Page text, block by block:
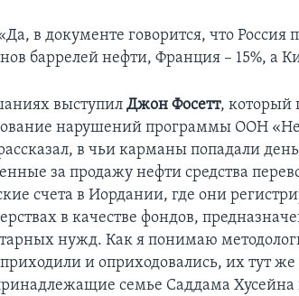
в документе говорится, что
баррелей нефти, Франция – 15%, а
выступилДжон Фосетт, который
нарушений программы ООН
в чьи карманы попадали
за продажу нефти средства
счета в Иордании, где они
в качестве фондов,
нужд. Как я понимаю
и оприходовались, их тут
семье Саддама Хусейна